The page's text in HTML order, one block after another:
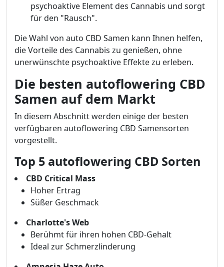
psychoaktive Element des Cannabis und sorgt
für den "Rausch".
Die Wahl von auto CBD Samen kann Ihnen helfen,
die Vorteile des Cannabis zu genießen, ohne
unerwünschte psychoaktive Effekte zu erleben.
Die besten autoflowering CBD
Samen auf dem Markt
In diesem Abschnitt werden einige der besten
verfügbaren autoflowering CBD Samensorten
vorgestellt.
Top 5 autoflowering CBD Sorten
CBD Critical Mass
Hoher Ertrag
Süßer Geschmack
Charlotte's Web
Berühmt für ihren hohen CBD-Gehalt
Ideal zur Schmerzlinderung